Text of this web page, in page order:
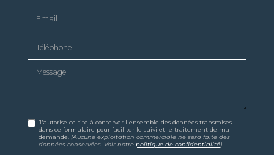
Message
J'autorise ce site à conserver l'ensemble des données transmises
dans ce formulaire pour faciliter le suivi et le traitement de ma
demande. (Aucune exploitation commerciale ne sera faite des
données conservées. Voir notrepolitique de confidentialité)